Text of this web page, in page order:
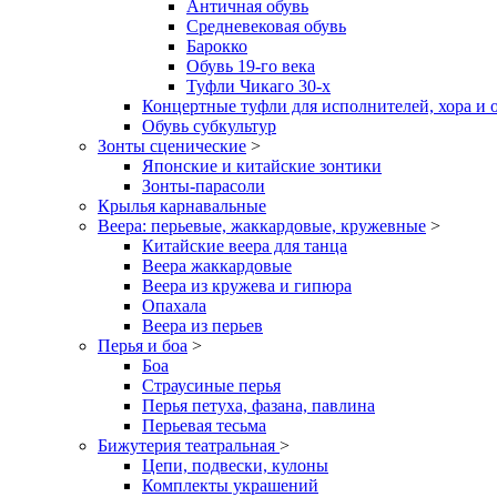
Античная обувь
Средневековая обувь
Барокко
Обувь 19-го века
Туфли Чикаго 30-х
Концертные туфли для исполнителей, хора и
Обувь субкультур
Зонты сценические >
Японские и китайские зонтики
Зонты-парасоли
Крылья карнавальные
Веера: перьевые, жаккардовые, кружевные >
Китайские веера для танца
Веера жаккардовые
Веера из кружева и гипюра
Опахала
Веера из перьев
Перья и боа >
Боа
Страусиные перья
Перья петуха, фазана, павлина
Перьевая тесьма
Бижутерия театральная >
Цепи, подвески, кулоны
Комплекты украшений